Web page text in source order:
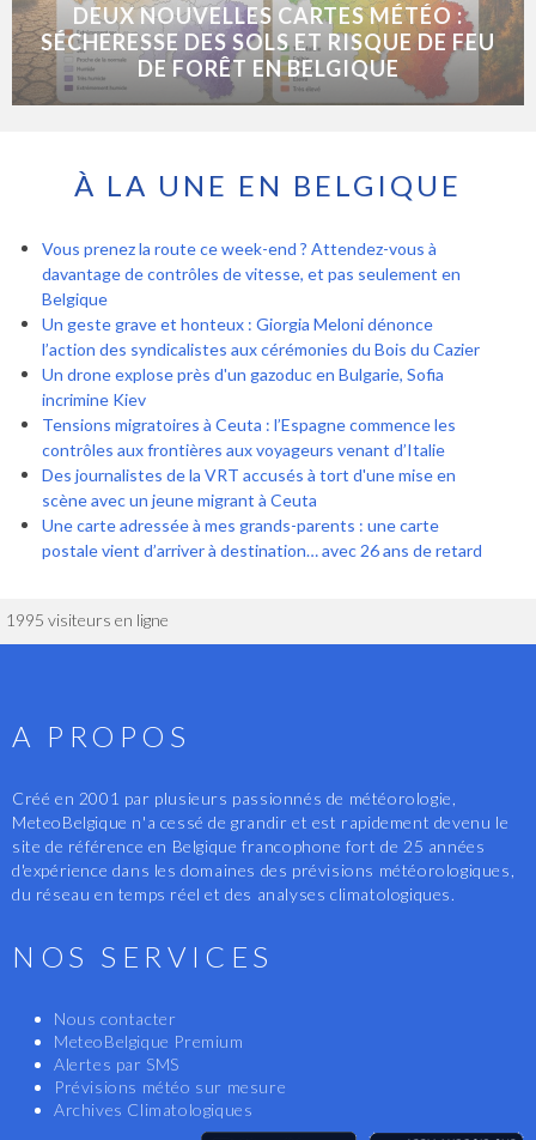
DEUX NOUVELLES CARTES MÉTÉO :
SÉCHERESSE DES SOLS ET RISQUE DE FEU
DE FORÊT EN BELGIQUE
À LA UNE EN BELGIQUE
Vous prenez la route ce week-end ? Attendez-vous à
davantage de contrôles de vitesse, et pas seulement en
Belgique
Un geste grave et honteux : Giorgia Meloni dénonce
l’action des syndicalistes aux cérémonies du Bois du Cazier
Un drone explose près d'un gazoduc en Bulgarie, Sofia
incrimine Kiev
Tensions migratoires à Ceuta : l’Espagne commence les
contrôles aux frontières aux voyageurs venant d’Italie
Des journalistes de la VRT accusés à tort d'une mise en
scène avec un jeune migrant à Ceuta
Une carte adressée à mes grands-parents : une carte
postale vient d’arriver à destination… avec 26 ans de retard
1995 visiteurs en ligne
A PROPOS
Créé en 2001 par plusieurs passionnés de météorologie,
MeteoBelgique n'a cessé de grandir et est rapidement devenu le
site de référence en Belgique francophone fort de 25 années
d'expérience dans les domaines des prévisions météorologiques,
du réseau en temps réel et des analyses climatologiques.
NOS SERVICES
Nous contacter
MeteoBelgique Premium
Alertes par SMS
Prévisions météo sur mesure
Archives Climatologiques